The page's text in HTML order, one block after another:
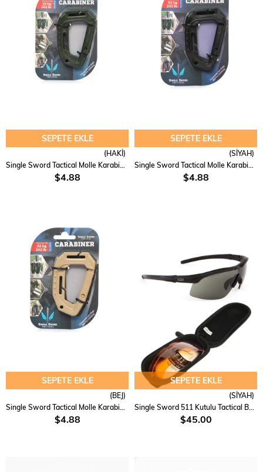
SEPETE EKLE
(HAKİ)
$4.88
SEPETE EKLE
(SİYAH)
$4.88
SEPETE EKLE
(BEJ)
$4.88
SEPETE EKLE
(SİYAH)
$45.00